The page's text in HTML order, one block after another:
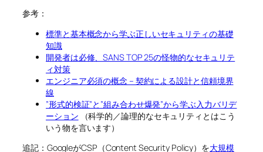
参考：
標準と基本概念から学ぶ正しいセキュリティの基礎
知識
開発者は必修、SANS TOP 25の怪物的なセキュリテ
ィ対策
エンジニア必須の概念 – 契約による設計と信頼境界
線
”形式的検証”と”組み合わせ爆発”から学ぶ入力バリデ
ーション （科学的／論理的なセキュリティとはこう
いう物を言います）
追記：GoogleがCSP（Content Security Policy）を大規模